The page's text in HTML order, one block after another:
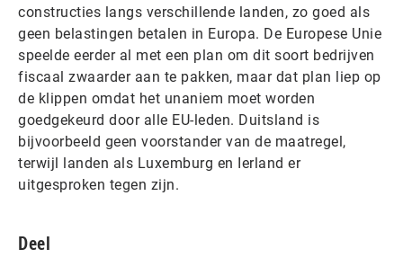
constructies langs verschillende landen, zo goed als
geen belastingen betalen in Europa. De Europese Unie
speelde eerder al met een plan om dit soort bedrijven
fiscaal zwaarder aan te pakken, maar dat plan liep op
de klippen omdat het unaniem moet worden
goedgekeurd door alle EU-leden. Duitsland is
bijvoorbeeld geen voorstander van de maatregel,
terwijl landen als Luxemburg en Ierland er
uitgesproken tegen zijn.
Deel